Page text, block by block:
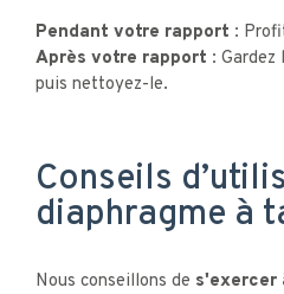
Pendant votre rapport :
Après votre rapport : Gardez
puis nettoyez-le.
Conseils
diaphragme à
Nous conseillons de s'exercer